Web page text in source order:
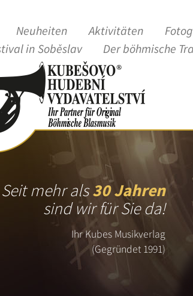
Neuheiten Aktivitäten
in Soběslav
Der böhmische
Seit mehr als30 Jahren
sind wir für Sie da!
Ihr Kubes Musikverlag
(Gegründet 1991)